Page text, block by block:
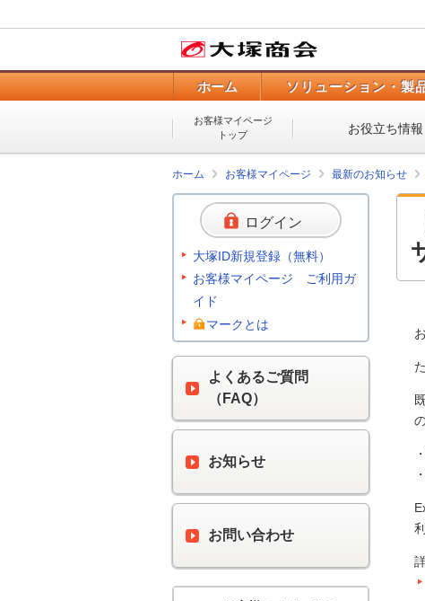
ホーム ソリューション・製
お客様マイページ
トップ
お役立ち情報
ホーム お客様マイページ 最新のお知らせ
ログイン
大塚ID新規登録（無料）
お客様マイページ ご利用ガ
イド
マークとは
よくあるご質問
（FAQ）
お知らせ
お問い合わせ